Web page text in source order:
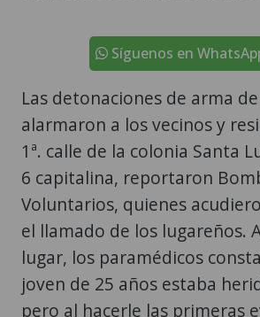
Síguenos en
Las detonaciones de arma
alarmaron a los vecinos y
1ª. calle de la colonia Santa
6 capitalina, reportaron
Voluntarios, quienes
el llamado de los lugareños.
lugar, los paramédicos
joven de 25 años estaba
pero al hacerle las primeras